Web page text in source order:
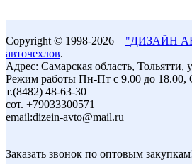
Copyright © 1998-2026 "ДИЗАЙН
авточехлов.
Адрес: Самарская область,
Режим работы Пн-Пт с 9.00 до 18.00,
т.(8482) 48-63-30
сот. +79033300571
email:dizein-avto@mail.ru
Заказать звонок по оптовым